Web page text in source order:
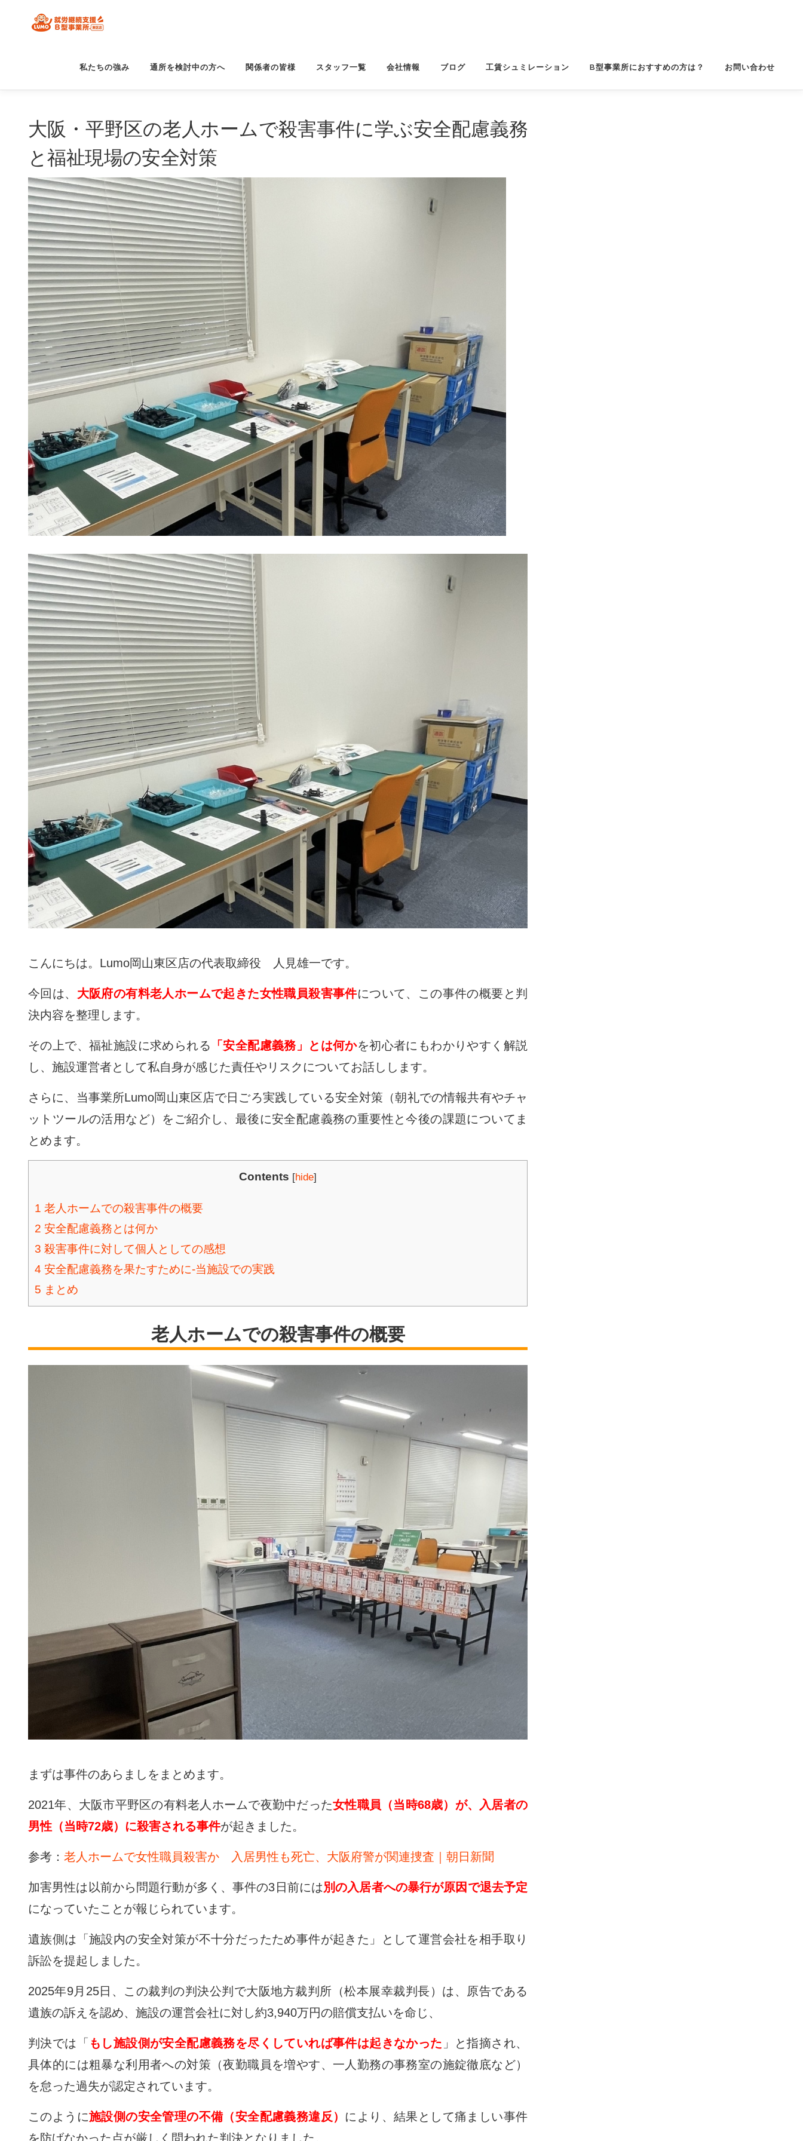
私たちの強み 通所を検討中の方へ 関係者の皆様 スタッフ一覧 会社情報 ブログ 工賃シュミレーション B型事業所におすすめの方は？ お問い合わせ
大阪・平野区の老人ホームで殺害事件に学ぶ安全配慮義務
と福祉現場の安全対策
こんにちは。Lumo岡山東区店の代表取締役 人見雄一です。
今回は、 大阪府の有料老人ホームで起きた女性職員殺害事件について、この事件の概要と判
決内容を整理します。
その上で、福祉施設に求められる 「安全配慮義務」とは何かを初心者にもわかりやすく解説
し、施設運営者として私自身が感じた責任やリスクについてお話しします。
さらに、当事業所Lumo岡山東区店で日ごろ実践している安全対策（朝礼での情報共有やチャ
ットツールの活用など）をご紹介し、最後に安全配慮義務の重要性と今後の課題についてま
とめます。
Contents [hide]
1 老人ホームでの殺害事件の概要
2 安全配慮義務とは何か
3 殺害事件に対して個人としての感想
4 安全配慮義務を果たすために-当施設での実践
5 まとめ
老人ホームでの殺害事件の概要
まずは事件のあらましをまとめます。
2021年、大阪市平野区の有料老人ホームで夜勤中だった女性職員（当時68歳）が、入居者の
男性（当時72歳）に殺害される事件が起きました。
参考： 老人ホームで女性職員殺害か 入居男性も死亡、大阪府警が関連捜査｜朝日新聞
加害男性は以前から問題行動が多く、事件の3日前には別の入居者への暴行が原因で退去予定
になっていたことが報じられています。
遺族側は「施設内の安全対策が不十分だったため事件が起きた」として運営会社を相手取り
訴訟を提起しました。
2025年9月25日、この裁判の判決公判で大阪地方裁判所（松本展幸裁判長）は、原告である
遺族の訴えを認め、施設の運営会社に対し約3,940万円の賠償支払いを命じ、
判決では「 もし施設側が安全配慮義務を尽くしていれば事件は起きなかった 」と指摘され、
具体的には粗暴な利用者への対策（夜勤職員を増やす、一人勤務の事務室の施錠徹底など）
を怠った過失が認定されています。
このように施設側の安全管理の不備（安全配慮義務違反） により、結果として痛ましい事件
を防げなかった点が厳しく問われた判決となりました。